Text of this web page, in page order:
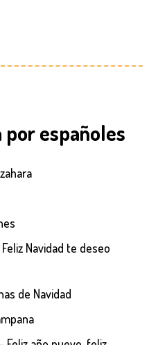
por españoles
Navidad te deseo
de Navidad